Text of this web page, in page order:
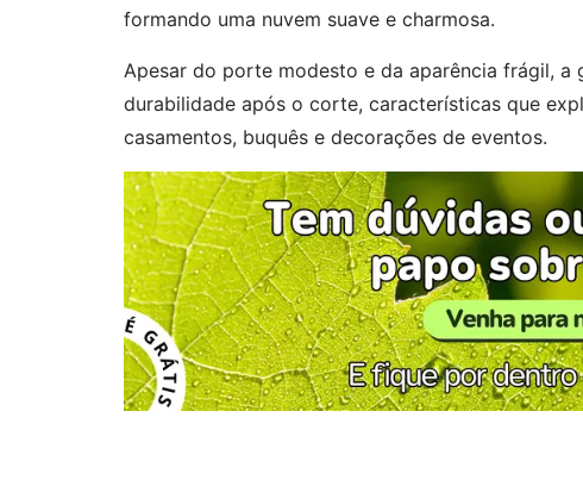
formando uma nuvem suave e charmosa.
Apesar do porte modesto e da aparência frágil,
durabilidade após o corte, características que
casamentos, buquês e decorações de eventos.